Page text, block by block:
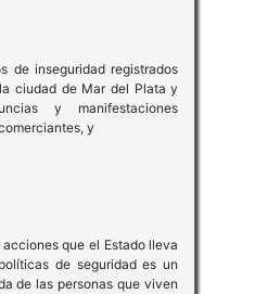
de inseguridad registrados
ciudad de Mar del Plata y
y manifestaciones
y
que el Estado lleva
de seguridad es un
de las personas que viven